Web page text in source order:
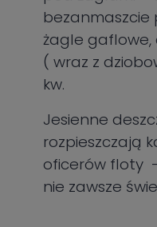
bezanmaszcie
żagle gaflowe,
( wraz z
kw.
Jesienne
rozpieszczają
oficerów floty
nie zawsze